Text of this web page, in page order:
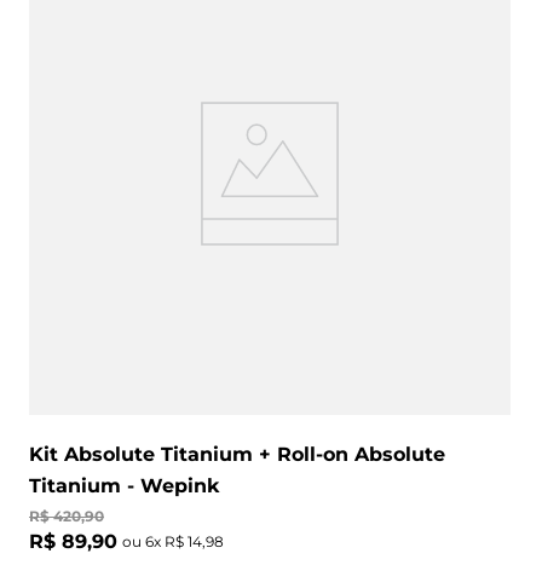
Kit Absolute Titanium + Roll-on Absolute
Titanium - Wepink
R$ 420,90
R$ 89,90 ou 6x R$ 14,98